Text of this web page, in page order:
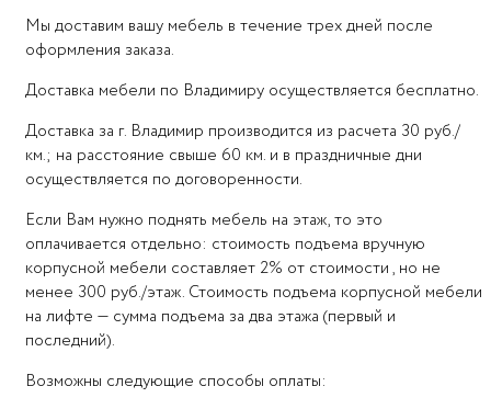
Мы доставим вашу мебель в течение трех дней после
оформления заказа.
Доставка мебели по Владимиру осуществляется бесплатно.
Доставка за г. Владимир производится из расчета 30 руб./
км.; на расстояние свыше 60 км. и в праздничные дни
осуществляется по договоренности.
Если Вам нужно поднять мебель на этаж, то это
оплачивается отдельно: стоимость подъема вручную
корпусной мебели составляет 2% от стоимости , но не
менее 300 руб./этаж. Стоимость подъема корпусной мебели
на лифте — сумма подъема за два этажа (первый и
последний).
Возможны следующие способы оплаты: